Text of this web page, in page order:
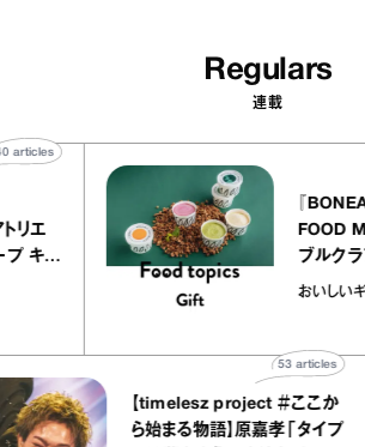
Regulars
連載
アトリエ
レープ キャ
40articles
『
ブ
｜
おい
【timelesz project ＃ここか
ら始まる物語】原嘉孝「タイプ
articles